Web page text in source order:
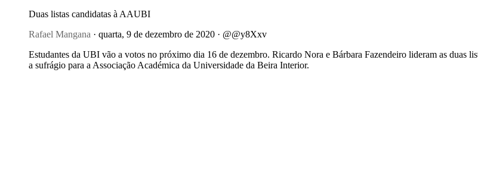
Duas listas candidatas à AAUBI
Rafael Mangana · quarta, 9 de dezembro de 2020 · @@y8Xxv
Estudantes da UBI vão a votos no próximo dia 16 de dezembro. Ricardo Nora e Bárbara Fazendeiro lideram as duas
a sufrágio para a Associação Académica da Universidade da Beira Interior.